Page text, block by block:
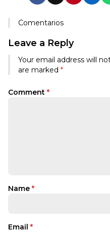
Comentarios
Leave a Reply
Your email address will
are marked *
Comment *
Name *
Email *